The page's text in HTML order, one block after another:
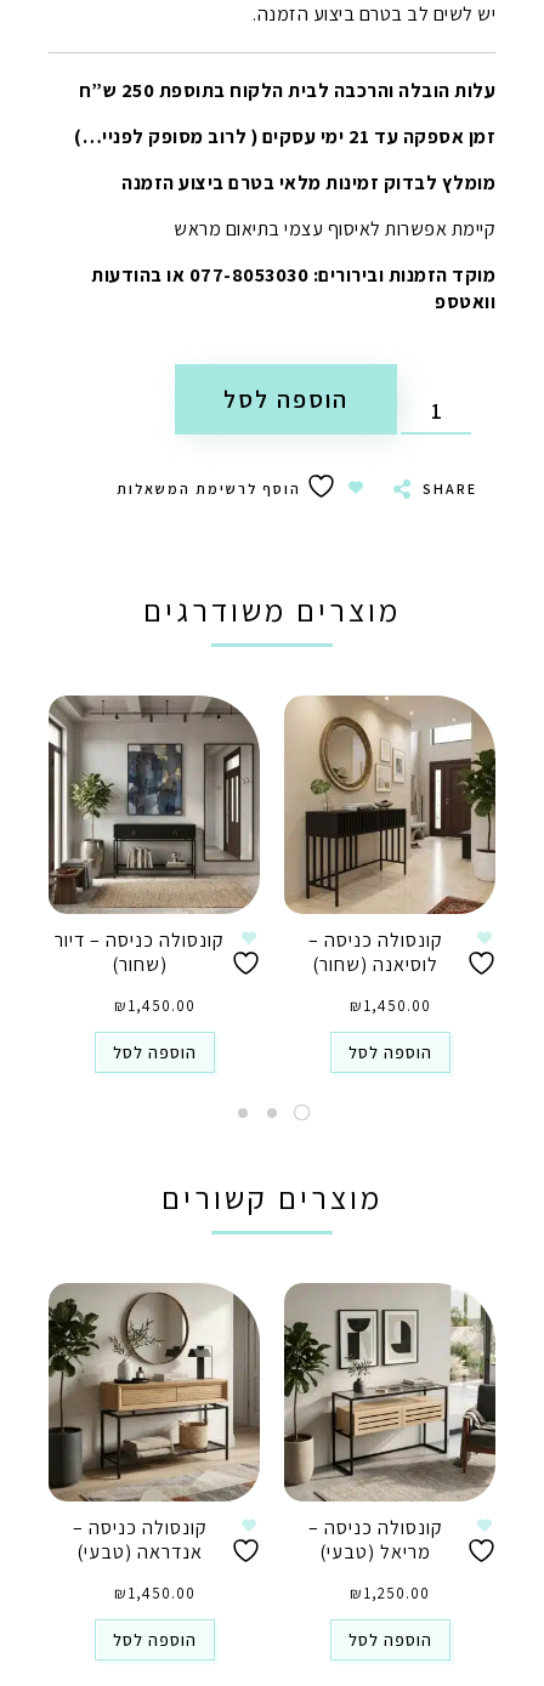
יש לשים לב בטרם ביצוע הזמנה.
עלות הובלה והרכבה לבית הלקוח בתוספת 250 ש”ח
זמן אספקה עד 21 ימי עסקים ( לרוב מסופק לפניי…)
מומלץ לבדוק זמינות מלאי בטרם ביצוע הזמנה
קיימת אפשרות לאיסוף עצמי בתיאום מראש
מוקד הזמנות ובירורים: 077-8053030 או בהודעות
וואטספ
הוספה לסל
SHARE הוסף לרשימת המשאלות
מוצרים משודרגים
קונסולה כניסה –
לוסיאנה (שחור)
₪1,450.00
הוספה לסל
קונסולה כניסה – דיור
(שחור)
₪1,450.00
הוספה לסל
מוצרים קשורים
קונסולה כניסה –
מריאל (טבעי)
₪1,250.00
הוספה לסל
קונסולה כניסה –
אנדראה (טבעי)
₪1,450.00
הוספה לסל